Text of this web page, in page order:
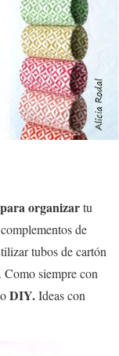
organizartu
de
tubos de cartón
Como siempre con
DIY.Ideas con